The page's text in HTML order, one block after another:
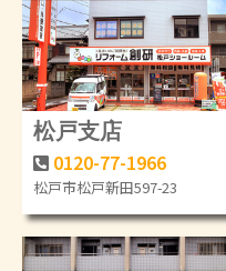
松戸支店
0120-77-1966
松戸市松戸新田597-23